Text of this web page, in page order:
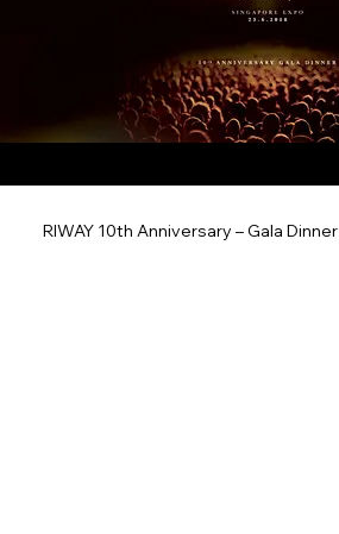
RIWAY 10th Anniversary – Gala Dinner